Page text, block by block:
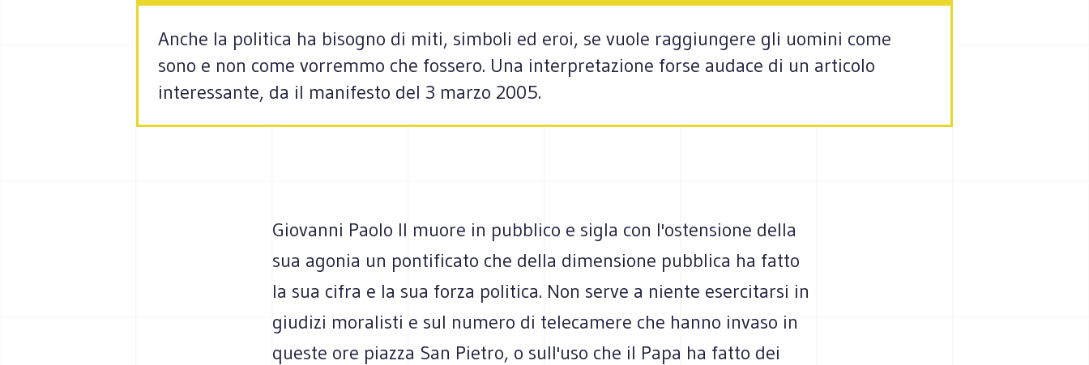
Anche la politica ha bisogno di miti, simboli ed eroi, se vuole raggiungere gli uomini come
sono e non come vorremmo che fossero. Una interpretazione forse audace di un articolo
interessante, da il manifesto del 3 marzo 2005.
Giovanni Paolo II muore in pubblico e sigla con l'ostensione della
sua agonia un pontificato che della dimensione pubblica ha fatto
la sua cifra e la sua forza politica. Non serve a niente esercitarsi in
giudizi moralisti e sul numero di telecamere che hanno invaso in
queste ore piazza San Pietro, o sull'uso che il Papa ha fatto dei